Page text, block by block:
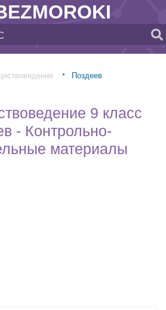
Поздеев
9 класс
- Контрольно-
материалы